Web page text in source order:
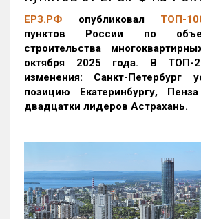
ЕРЗ.РФ опубликовал ТОП-
пунктов России по
строительства
октября 2025 года. В ТОП-
изменения: Санкт-Петербург
позицию Екатеринбургу,
двадцатки лидеров Астрахань.